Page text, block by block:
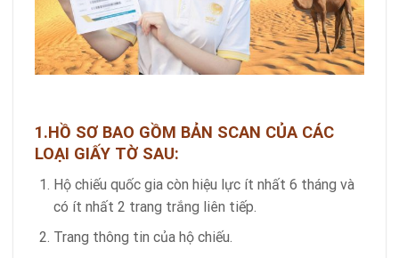
1.HỒ SƠ BAO GỒM BẢN SCAN CỦA CÁC
LOẠI GIẤY TỜ SAU:
Hộ chiếu quốc gia còn hiệu lực ít nhất 6 tháng và
có ít nhất 2 trang trắng liên tiếp.
Trang thông tin của hộ chiếu.